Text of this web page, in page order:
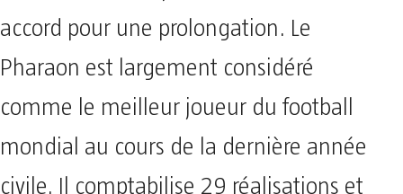
accord pour une prolongation. Le
Pharaon est largement considéré
comme le meilleur joueur du football
mondial au cours de la dernière année
civile. Il comptabilise 29 réalisations et